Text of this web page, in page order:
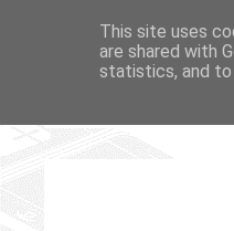
This site uses
are shared with
statistics, and to